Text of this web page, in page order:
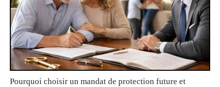
Pourquoi choisir un mandat de protection future et